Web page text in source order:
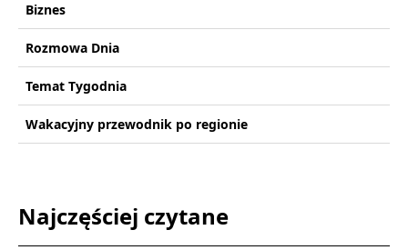
Biznes
Rozmowa Dnia
Temat Tygodnia
Wakacyjny przewodnik po regionie
Najczęściej czytane